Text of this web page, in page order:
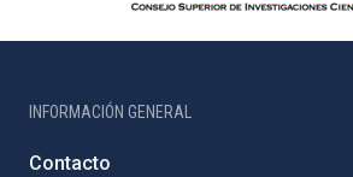
INFORMACIÓN GENERAL
Contacto